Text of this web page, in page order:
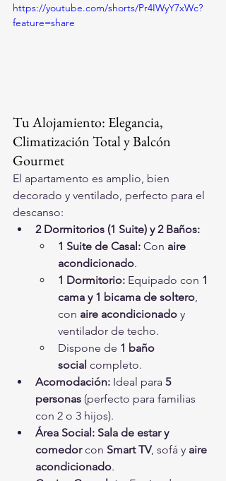
https://youtube.com/shorts/Pr4IWyY7xWc?
feature=share
Tu Alojamiento: Elegancia,
Climatización Total y Balcón
Gourmet
El apartamento es amplio, bien
decorado y ventilado, perfecto para el
descanso:
2 Dormitorios (1 Suite) y 2 Baños:
1 Suite de Casal: Con aire
acondicionado.
1 Dormitorio: Equipado con 1
cama y 1 bicama de soltero,
con aire acondicionado y
ventilador de techo.
Dispone de 1 baño
social completo.
Acomodación: Ideal para 5
personas (perfecto para familias
con 2 o 3 hijos).
Área Social: Sala de estar y
comedor con Smart TV, sofá y aire
acondicionado.